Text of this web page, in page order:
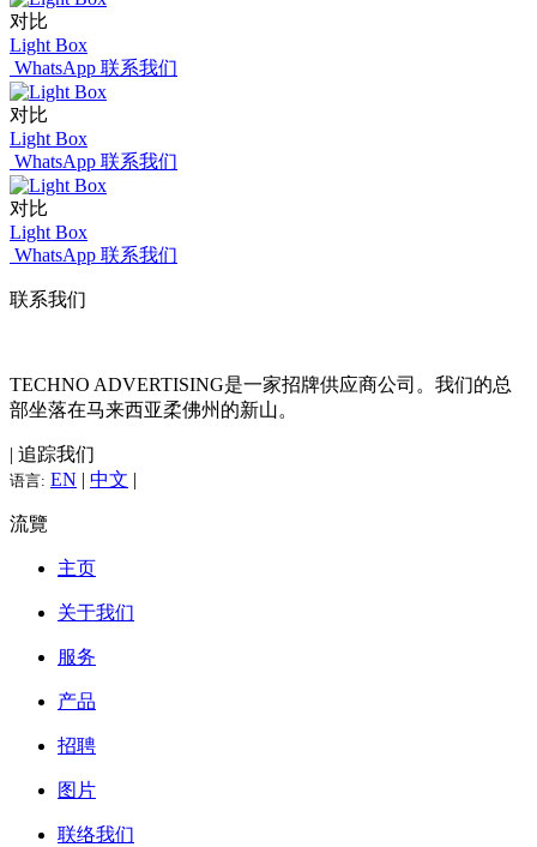
对比
Light Box
WhatsApp 联系我们
对比
Light Box
WhatsApp 联系我们
对比
Light Box
WhatsApp 联系我们
联系我们
TECHNO ADVERTISING是一家招牌供应商公司。我们的总
部坐落在马来西亚柔佛州的新山。
| 追踪我们
语言: EN 中文
流覽
主页
关于我们
服务
产品
招聘
图片
联络我们